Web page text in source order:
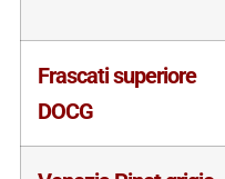
Frascati superiore
DOCG